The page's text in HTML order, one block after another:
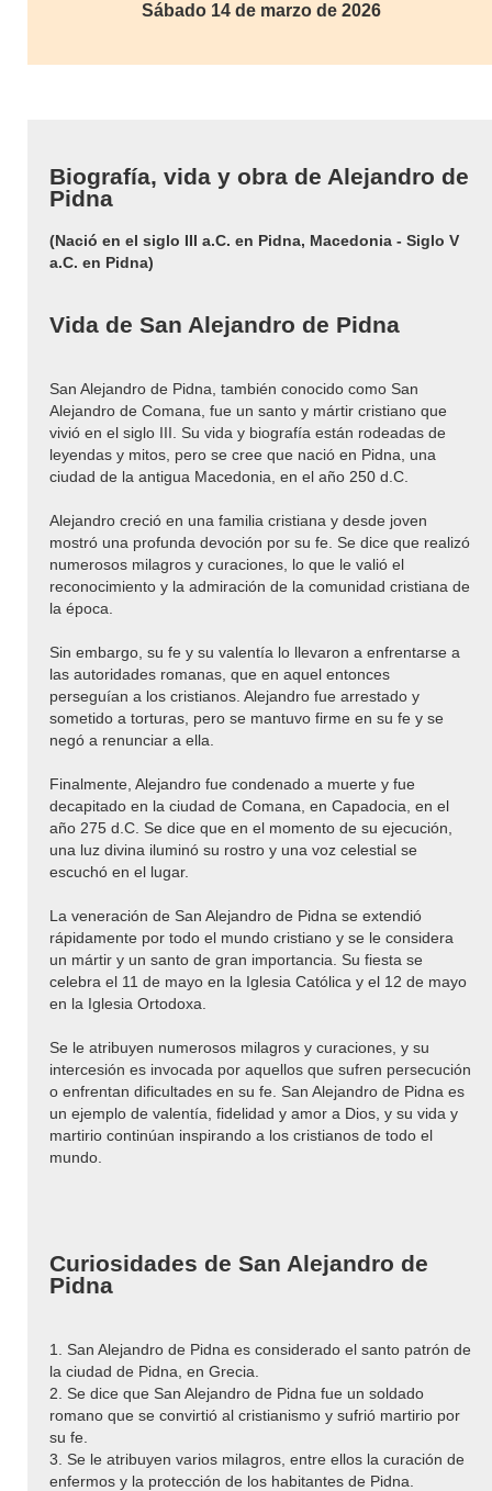
Sábado 14 de marzo de 2026
Biografía, vida y obra de Alejandro de
Pidna
(Nació en el siglo III a.C. en Pidna, Macedonia - Siglo V
a.C. en Pidna)
Vida de San Alejandro de Pidna
San Alejandro de Pidna, también conocido como San
Alejandro de Comana, fue un santo y mártir cristiano que
vivió en el siglo III. Su vida y biografía están rodeadas de
leyendas y mitos, pero se cree que nació en Pidna, una
ciudad de la antigua Macedonia, en el año 250 d.C.
Alejandro creció en una familia cristiana y desde joven
mostró una profunda devoción por su fe. Se dice que realizó
numerosos milagros y curaciones, lo que le valió el
reconocimiento y la admiración de la comunidad cristiana de
la época.
Sin embargo, su fe y su valentía lo llevaron a enfrentarse a
las autoridades romanas, que en aquel entonces
perseguían a los cristianos. Alejandro fue arrestado y
sometido a torturas, pero se mantuvo firme en su fe y se
negó a renunciar a ella.
Finalmente, Alejandro fue condenado a muerte y fue
decapitado en la ciudad de Comana, en Capadocia, en el
año 275 d.C. Se dice que en el momento de su ejecución,
una luz divina iluminó su rostro y una voz celestial se
escuchó en el lugar.
La veneración de San Alejandro de Pidna se extendió
rápidamente por todo el mundo cristiano y se le considera
un mártir y un santo de gran importancia. Su fiesta se
celebra el 11 de mayo en la Iglesia Católica y el 12 de mayo
en la Iglesia Ortodoxa.
Se le atribuyen numerosos milagros y curaciones, y su
intercesión es invocada por aquellos que sufren persecución
o enfrentan dificultades en su fe. San Alejandro de Pidna es
un ejemplo de valentía, fidelidad y amor a Dios, y su vida y
martirio continúan inspirando a los cristianos de todo el
mundo.
Curiosidades de San Alejandro de
Pidna
1. San Alejandro de Pidna es considerado el santo patrón de
la ciudad de Pidna, en Grecia.
2. Se dice que San Alejandro de Pidna fue un soldado
romano que se convirtió al cristianismo y sufrió martirio por
su fe.
3. Se le atribuyen varios milagros, entre ellos la curación de
enfermos y la protección de los habitantes de Pidna.